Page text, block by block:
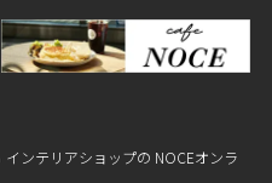
ンテリアショップの NOCEオンラ